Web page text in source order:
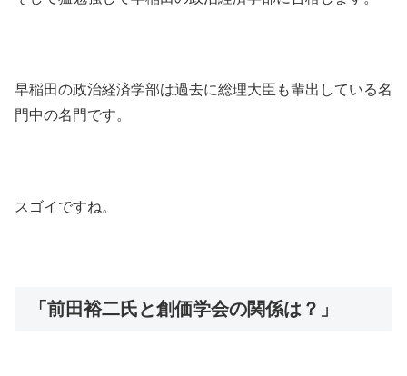
早稲田の政治経済学部は過去に総理大臣も輩出している名
門中の名門です。
スゴイですね。
「前田裕二氏と創価学会の関係は？」